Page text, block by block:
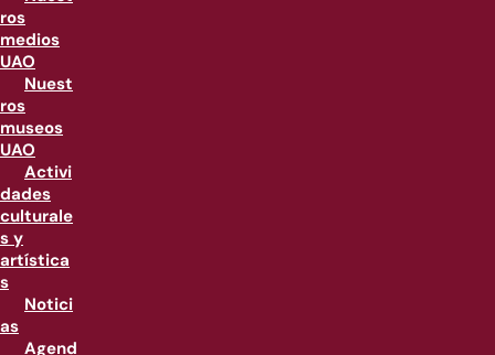
ros
medios
UAO
Nuest
ros
museos
UAO
Activi
dades
culturale
s y
artística
s
Notici
as
Agend